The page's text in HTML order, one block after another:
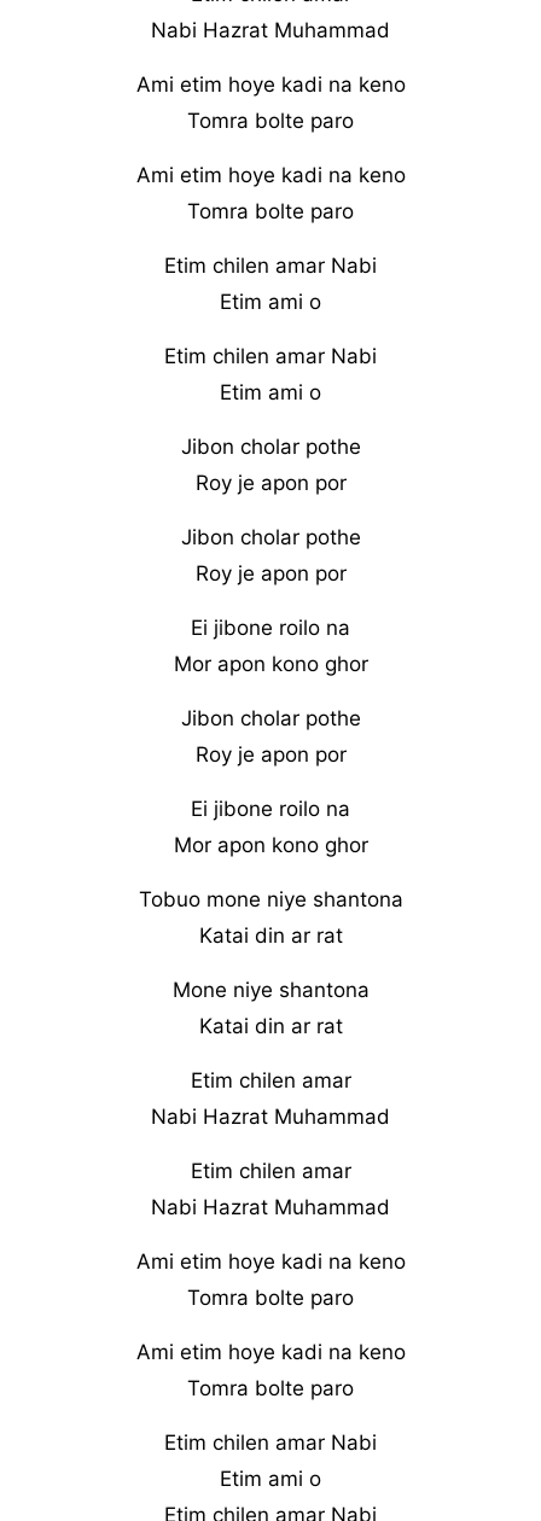
Nabi Hazrat Muhammad
Ami etim hoye kadi na keno
Tomra bolte paro
Ami etim hoye kadi na keno
Tomra bolte paro
Etim chilen amar Nabi
Etim ami o
Etim chilen amar Nabi
Etim ami o
Jibon cholar pothe
Roy je apon por
Jibon cholar pothe
Roy je apon por
Ei jibone roilo na
Mor apon kono ghor
Jibon cholar pothe
Roy je apon por
Ei jibone roilo na
Mor apon kono ghor
Tobuo mone niye shantona
Katai din ar rat
Mone niye shantona
Katai din ar rat
Etim chilen amar
Nabi Hazrat Muhammad
Etim chilen amar
Nabi Hazrat Muhammad
Ami etim hoye kadi na keno
Tomra bolte paro
Ami etim hoye kadi na keno
Tomra bolte paro
Etim chilen amar Nabi
Etim ami o
Etim chilen amar Nabi